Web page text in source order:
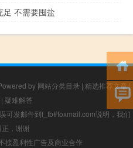
足 不需要囤盐
by 网站分类目录 | 精选推荐文章|
| 疑难解答
可发邮件到f_fb#foxmail.com说明，我们
，谢谢
接盈利性广告及商业合作